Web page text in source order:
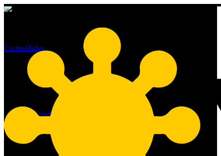
Curiosidades
Dia Mundial da Liberdade de
Pensamento
By administrador